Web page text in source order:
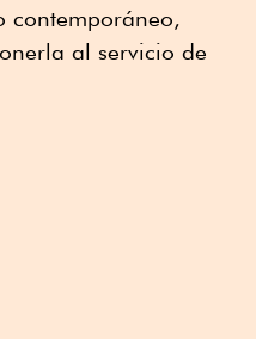
contemporáneo,
al servicio de